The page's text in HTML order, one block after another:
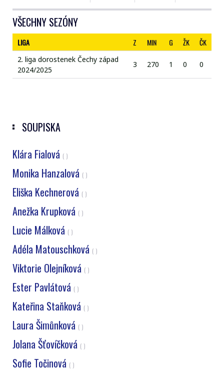
VŠECHNY SEZÓNY
LIGA Z MIN G ŽK ČK
2. liga dorostenek Čechy západ
2024/2025
3 270 1 0 0
SOUPISKA
Klára Fialová ( )
Monika Hanzalová ( )
Eliška Kechnerová ( )
Anežka Krupková ( )
Lucie Málková ( )
Adéla Matouschková ( )
Viktorie Olejníková ( )
Ester Pavlátová ( )
Kateřina Staňková ( )
Laura Šimůnková ( )
Jolana Šťovíčková ( )
Sofie Točinová ( )